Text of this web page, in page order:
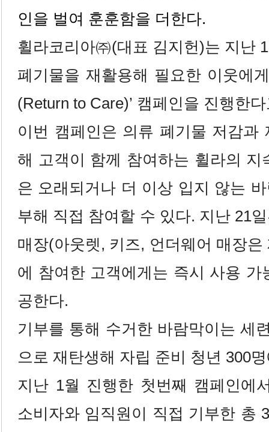
인을 벌여 훈훈함을 더한다.
휠라코리아㈜(대표 김지헌)는 지난
폐기물을 재활용해 필요한 이웃에
(Return to Care)’ 캠페인을 진행한
이번 캠페인은 의류 폐기물 저감과
해 고객이 함께 참여하는 휠라의 지
은 오래되거나 더 이상 입지 않는
부해 직접 참여할 수 있다. 지난 21
매장(아웃렛, 키즈, 언더웨어 매장
에 참여한 고객에게는 즉시 사용
공한다.
기부를 통해 수거한 바람막이는 세
으로 재탄생해 자립 준비 청년 300
지난 1월 진행한 첫번째 캠페인에
소비자와 임직원이 직접 기부한 총